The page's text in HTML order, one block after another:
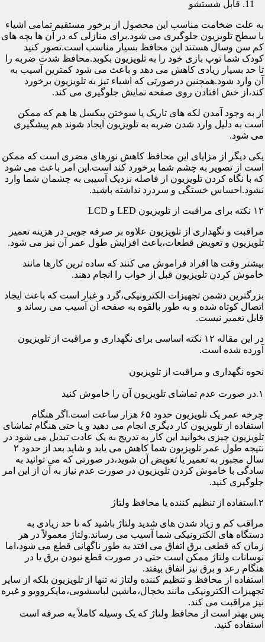
قابل شستشو
به علت ضخامت مناسب این محصول از برخور مستقیم تمامی اشیاء
با سطح تلویزیون جلوگیری می شود.برای منازلی که در آن ها بچه های
کم سن وسال هستند این محافظ بسیار مناسب است.تصور کنید
کودک شما توپ بازی خود را به تلویزیون بکوبد.محافظ شدت ضربه را
تا حد بسیار زیادی کاهش می دهد و باعث می شود کمترین آسیب به
آن وارد شود.همچنین درصورتی که اشیاء تیز به تلویزیون برخورد
کند،از خش افتادن روی صفحه نمایش جلوگیری می کند.
از به وجود آمدن لکه های تاریک یا سوختن پیکسل ها هم که ممکن
است به دلیل وارد شدن ضربه به تلویزیون ایجاد شوند هم پیشگیری
می شود.
یکی دیگر از مزایای این محافظ کاهش نورهای مضری است که ممکن
است از تصویر به چشم شما برخورد کند است.این امر باعث می شود
که با نگاه کردن تلویزیون از فاصله نزدیک آسیبی به چشمان شما وارد
نشود.احساس خستگی و سردرد نداشته باشید.
۱۲ نکته برای مراقبت از تلویزیون LED و LCD
مراقبت و نگهداری از تلویزیون علاوه بر صرفه جویی در هزینه تعمیر
تلویزیون و تعویض قطعات،باعث افزایش طول عمر آن نیز می شود.
بیشتر وقت ها افراد فراموش می کنند که ساده ترین کارها مانند
خاموش کردن تلویزیون قبل از خواب را انجام دهند.
بزرگترین دشمن تجهیزات الکترونیکی،گرد و غبار است که باعث ایجاد
اتصال کوتاه شده و به طور بالقوه به صفحه آن آسیب می رساند و
قابل تعمیر نیست.
در این مقاله ۱۲ نکته اساسی برای نگهداری و مراقبت از تلویزیون
آورده شده است.
نحوه نگهداری و مراقبت از تلویزیون
۱.در صورت عدم تماشای تلویزیون آن را خاموش کنید
چرخه عمر یک تلویزیون حدود ۶۵ هزار ساعت است.اگر هنگام
استفاده از تلویزیون کار دیگری انجام می دهید و یا حتی هنگام تماشای
تلویزیون چیزی بخوانید این کار به تدریج به یک عادت تبدیل می شود در
نتیجه طول عمر تلویزیون شما کاهش می یابد و شاید بعد از حدود ۲
سال مجبور به تعمیر یا تعویض آن شوید،در صورتی که می توانید به
سادگی با خاموش کردن تلویزیون در صورت عدم نیاز به آن از این امر
جلوگیری کنید.
۲.استفاده از تنظیم کننده یا محافظ ولتاژ
مراقب کم و زیاد شدن های شدید ولتاژ باشید که تا حد زیادی به
دستگاه های الکترونیکی شما آسیب می رساند.ولتاژ معمولاً در هر
زمان که قطعی برق اتفاق می افتد به طور ناگهانی قطع می شود،اما
نوسانات ولتاژ ممکن است حتی در صورت قطع نبودن برق یا در
هنگام رعد و برق نیز اتفاق بیفتد.
استفاده از محافظ و تنظیم کننده ولتاژ نه تنها از تلویزیون بلکه از سایر
تجهیزات الکترونیکی مانند یخچال،ماشین لباسشویی،مایکروویو و غیره
نیز مراقبت می کند.
پس بهتر است از محافظ ولتاژ که یک وسیله کاملاً به صرفه است
استفاده کنید.